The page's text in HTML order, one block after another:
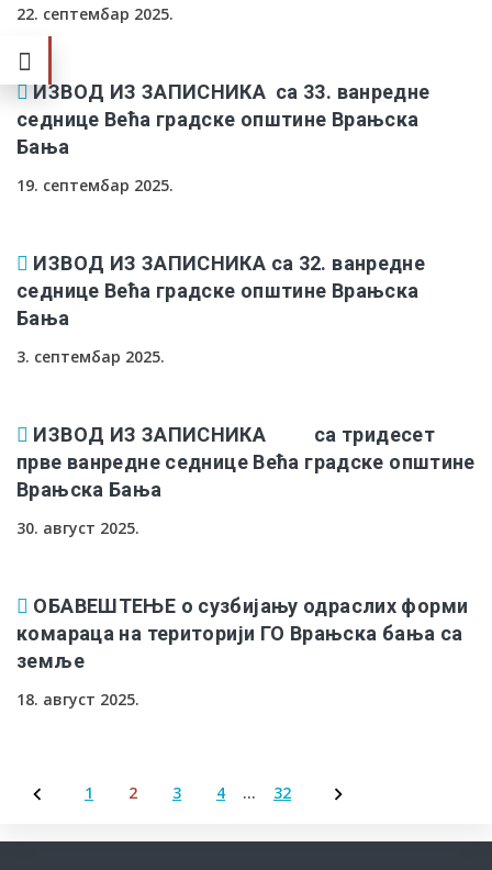
22. септембар 2025.
ИЗВОД ИЗ ЗАПИСНИКА са 33. ванредне
седнице Већа градске општине Врањска
Бања
19. септембар 2025.
ИЗВОД ИЗ ЗАПИСНИКА са 32. ванредне
седнице Већа градске општине Врањска
Бања
3. септембар 2025.
ИЗВОД ИЗ ЗАПИСНИКА са тридесет
прве ванредне седнице Већа градске општине
Врањска Бања
30. август 2025.
ОБАВЕШТЕЊЕ о сузбијању одраслих форми
комараца на територији ГО Врањска бања са
земље
18. август 2025.
Пагинација
1 2 3 4 … 32